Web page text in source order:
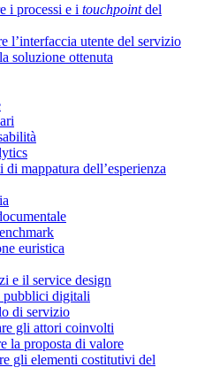
i processi e i touchpointdel
l’interfaccia utente del servizio
soluzione ottenuta
mappatura dell’esperienza
euristica
e il service design
pubblici digitali
di servizio
gli attori coinvolti
la proposta di valore
gli elementi costitutivi del